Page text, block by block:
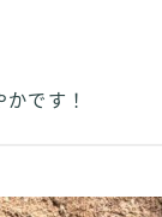
です！